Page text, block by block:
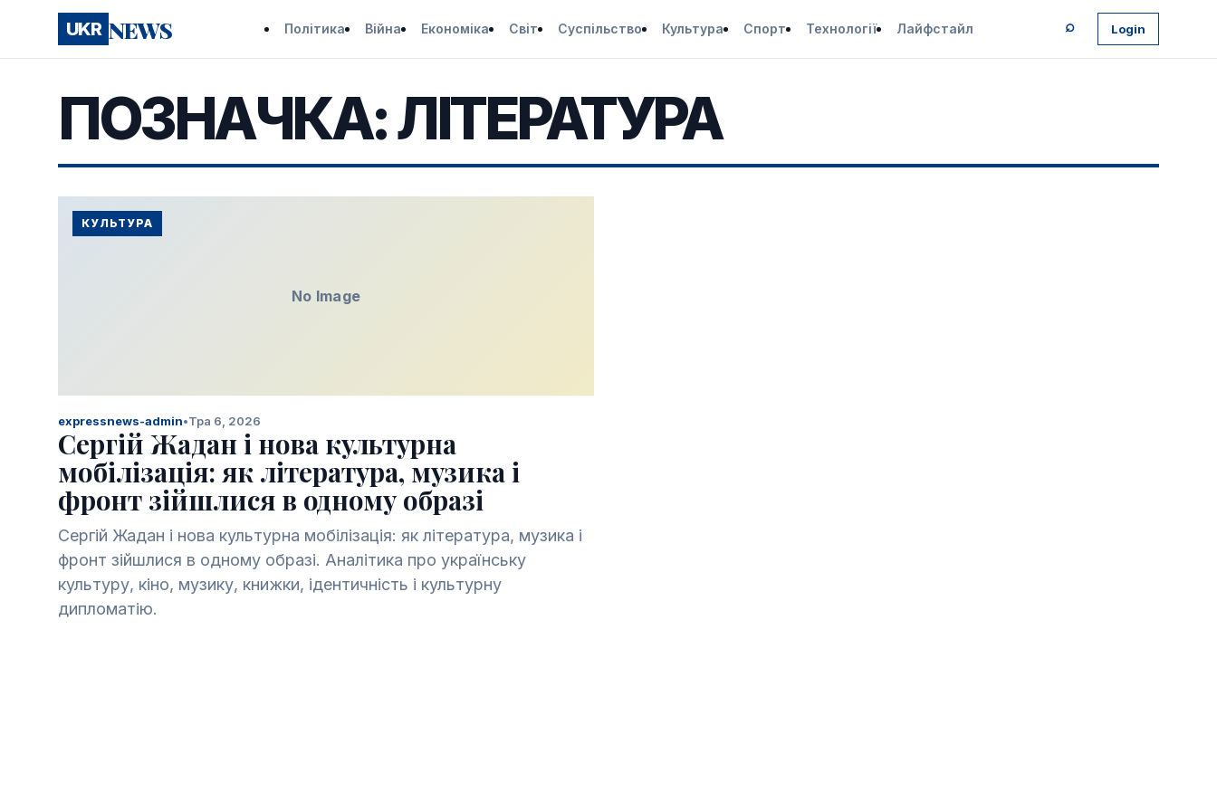
UKR NEWS Політика Війна Економіка Світ Суспільство Культура Спорт Технології Лайфстайл ⌕ Login
ПОЗНАЧКА:ЛІТЕРАТУРА
No Image
КУЛЬТУРА
expressnews-admin•Тра 6, 2026
Сергій Жадан і нова культурна
мобілізація: як література, музика і
фронт зійшлися в одному образі
Сергій Жадан і нова культурна мобілізація: як література, музика і
фронт зійшлися в одному образі. Аналітика про українську
культуру, кіно, музику, книжки, ідентичність і культурну
дипломатію.